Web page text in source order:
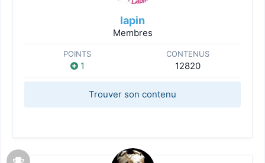
lapin
Membres
POINTS
1
CONTENUS
12820
Trouver son contenu